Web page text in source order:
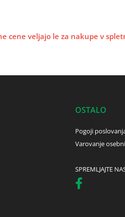
cene veljajo le za nakupe v
OSTALO
Pogoji
Varovanje
SPREMLJAJTE